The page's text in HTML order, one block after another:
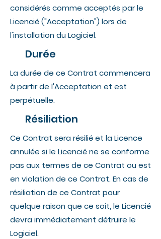
considérés comme acceptés par le
Licencié ("Acceptation") lors de
l'installation du Logiciel.
Durée
La durée de ce Contrat commencera
à partir de l'Acceptation et est
perpétuelle.
Résiliation
Ce Contrat sera résilié et la Licence
annulée si le Licencié ne se conforme
pas aux termes de ce Contrat ou est
en violation de ce Contrat. En cas de
résiliation de ce Contrat pour
quelque raison que ce soit, le Licencié
devra immédiatement détruire le
Logiciel.